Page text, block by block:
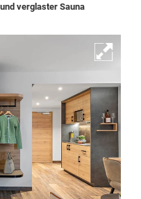
verglaster Sauna